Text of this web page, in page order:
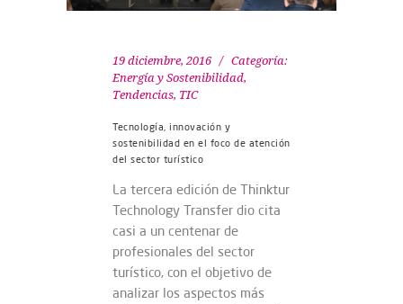
19 diciembre, 2016
Categoría:
Energía y Sostenibilidad,
Tendencias, TIC
Tecnología, innovación y
sostenibilidad en el foco de atención
del sector turístico
La tercera edición de Thinktur
Technology Transfer dio cita
casi a un centenar de
profesionales del sector
turístico, con el objetivo de
analizar los aspectos más